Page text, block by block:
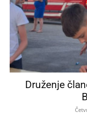
Druženje